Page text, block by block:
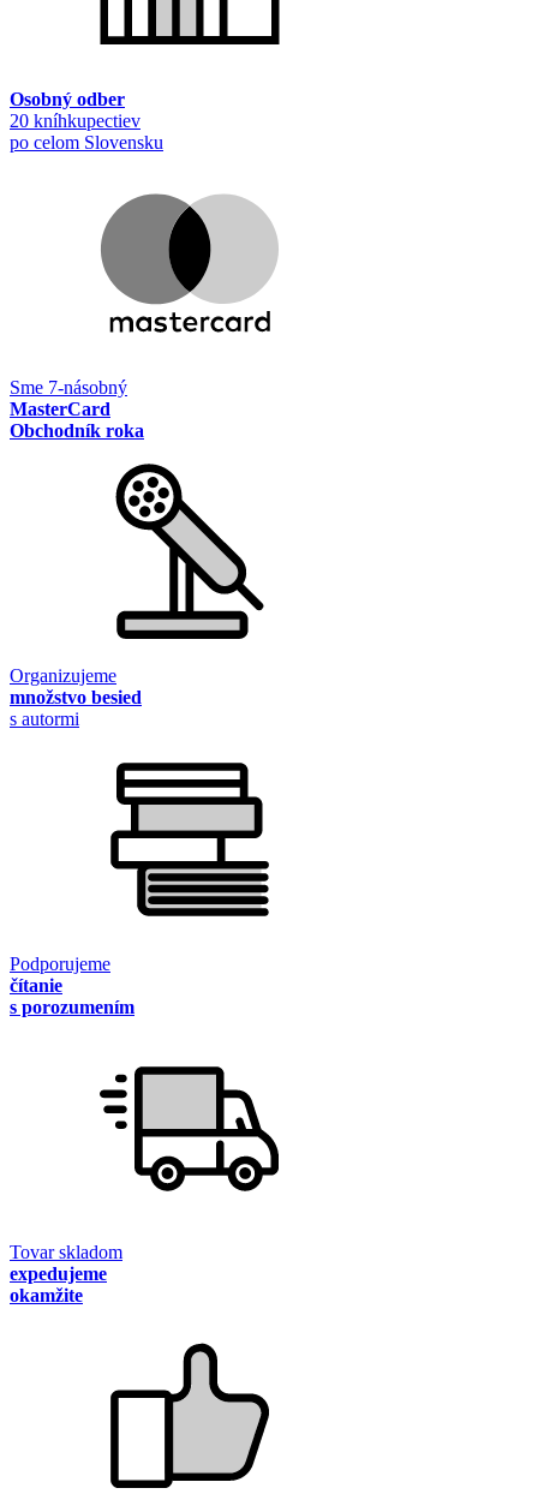
Osobný odber
20 kníhkupectiev
po celom Slovensku
Sme 7-násobný
MasterCard
Obchodník roka
Organizujeme
množstvo besied
s autormi
Podporujeme
čítanie
s porozumením
Tovar skladom
expedujeme
okamžite